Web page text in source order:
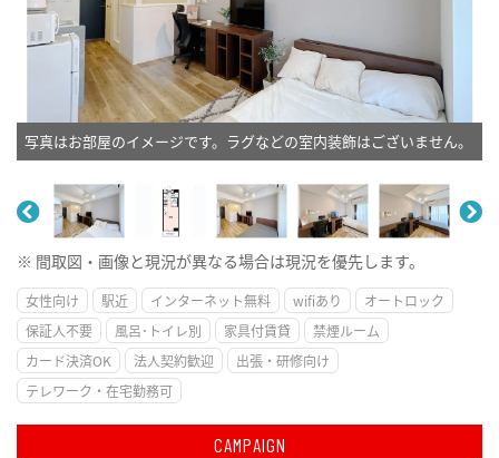
写真はお部屋のイメージです。ラグなどの室内装飾はございません。
※ 間取図・画像と現況が異なる場合は現況を優先します。
女性向け 駅近 インターネット無料 wifiあり
オートロック
保証人不要
風呂･トイレ別 家具付賃貸
禁煙ルーム
カード決済OK
法人契約歓迎
出張・研修向け
テレワーク・在宅勤務可
CAMPAIGN